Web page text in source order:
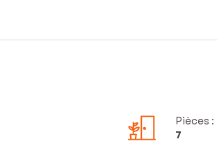
Pièces :
7